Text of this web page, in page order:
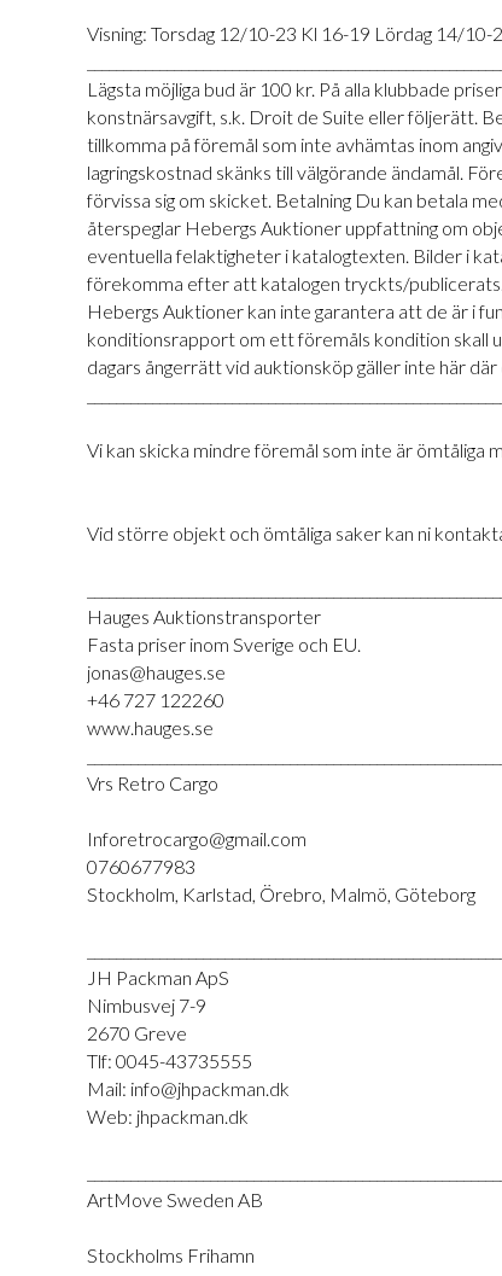
Visning: Torsdag 12/10-23 Kl 16-19 Lördag 14/
Lägsta möjliga bud är 100 kr. På alla klubbade
konstnärsavgift, s.k. Droit de Suite eller följerätt.
tillkomma på föremål som inte avhämtas inom
lagringskostnad skänks till välgörande ändamål.
förvissa sig om skicket. Betalning Du kan betala
återspeglar Hebergs Auktioner uppfattning om
eventuella felaktigheter i katalogtexten. Bilder i
förekomma efter att katalogen tryckts/publicerats.
Hebergs Auktioner kan inte garantera att de är i
konditionsrapport om ett föremåls kondition skall
dagars ångerrätt vid auktionsköp gäller inte här
Vi kan skicka mindre föremål som inte är ömtåliga
Vid större objekt och ömtåliga saker kan ni
Hauges Auktionstransporter
Fasta priser inom Sverige och EU.
jonas@hauges.se
+46 727 122260
www.hauges.se
Vrs Retro Cargo
Inforetrocargo@gmail.com
0760677983
Stockholm, Karlstad, Örebro, Malmö, Göteborg
JH Packman ApS
Nimbusvej 7-9
2670 Greve
Tlf: 0045-43735555
Mail: info@jhpackman.dk
Web: jhpackman.dk
ArtMove Sweden AB
Stockholms Frihamn